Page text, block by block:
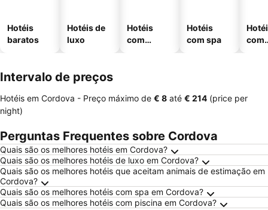
Hotéis
baratos
Hotéis de
luxo
Hotéis
com
Hotéis
com spa
com
Intervalo de preços
Hotéis em Cordova - Preço máximo de ‎€ 8 até ‎€ 214 (price per
night)
Perguntas Frequentes sobre Cordova
Quais são os melhores hotéis em Cordova?
Quais são os melhores hotéis de luxo em Cordova?
Quais são os melhores hotéis que aceitam animais de estimação em
Cordova?
Quais são os melhores hotéis com spa em Cordova?
Quais são os melhores hotéis com piscina em Cordova?